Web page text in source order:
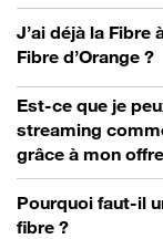
J’ai déjà la
Fibre d’Orange ?
Est-ce que je
streaming
grâce à mon
Pourquoi faut-il
fibre ?